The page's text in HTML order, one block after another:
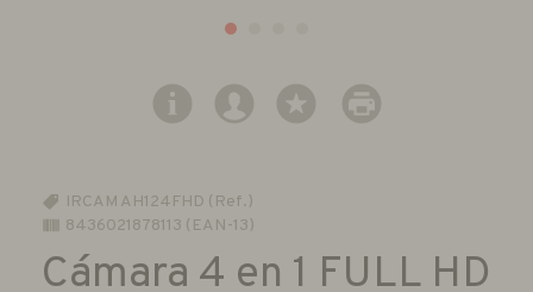
IRCAM AH124FHD (Ref.)
8436021878113 (EAN-13)
Cámara 4 en 1 FULL HD